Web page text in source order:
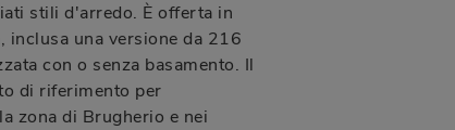
stili d'arredo. È offerta in
inclusa una versione da 216
con o senza basamento. Il
di riferimento per
zona di Brugherio e nei